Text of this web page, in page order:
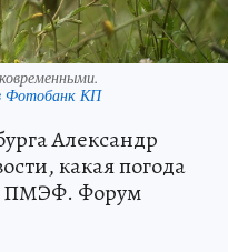
Фотобанк КП
Александр
какая погода
ПМЭФ. Форум